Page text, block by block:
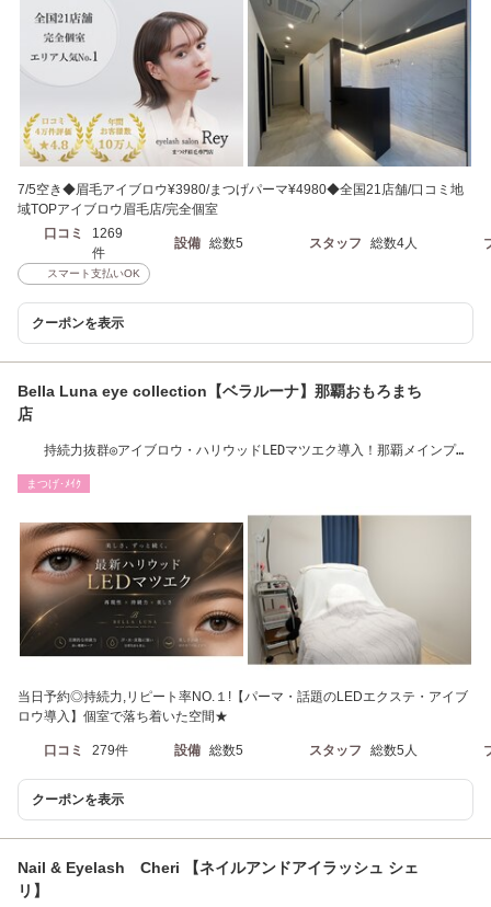
7/5空き◆眉毛アイブロウ¥3980/まつげパーマ¥4980◆全国21店舗/口コミ地
域TOPアイブロウ眉毛店/完全個室
口コミ
1269
件
設備 総数5 スタッフ 総数4人
スマート支払いOK
クーポンを表示
Bella Luna eye collection【ベラルーナ】那覇おもろまち
店
持続力抜群◎アイブロウ・ハリウッドLEDマツエク導入！那覇メインプレ
まつげ･ﾒｲｸ
当日予約◎持続力,リピート率NO.１!【パーマ・話題のLEDエクステ・アイブ
ロウ導入】個室で落ち着いた空間★
口コミ 279件 設備 総数5 スタッフ 総数5人
クーポンを表示
Nail & Eyelash Cheri 【ネイルアンドアイラッシュ シェ
リ】